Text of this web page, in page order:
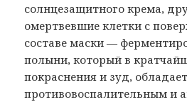
солнцезащитного крема,
омертвевшие клетки с
составе маски —
полыни, который в
покраснения и зуд,
противовоспалительным и